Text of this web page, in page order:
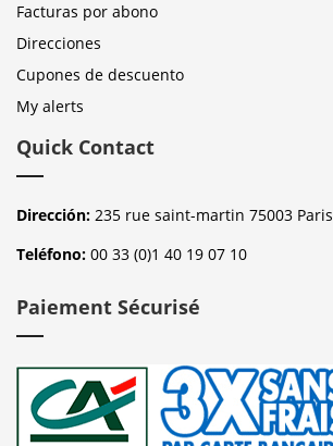
Facturas por abono
Direcciones
Cupones de descuento
My alerts
Quick Contact
Dirección: 235 rue saint-martin 75003 Paris
Teléfono: 00 33 (0)1 40 19 07 10
Paiement Sécurisé